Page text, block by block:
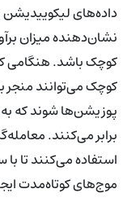
نشان‌دهنده میزان
کوچک باشد. هنگامی
کوچک می‌توانند
پوزیشن‌ها شوند که
برابر می‌کنند.
استفاده می‌کنند تا
موج‌های کوتاه‌مدت